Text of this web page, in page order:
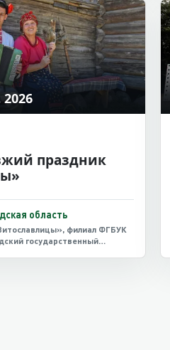
2026
праздник
область
филиал ФГБУК
государственный